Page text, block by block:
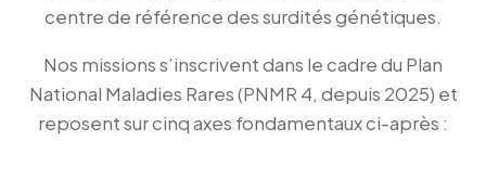
centre de référence des surdités génétiques.
Nos missions s’inscrivent dans le cadre du Plan
National Maladies Rares (PNMR 4, depuis 2025) et
reposent sur cinq axes fondamentaux ci-après :